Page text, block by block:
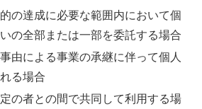
の達成に必要な範囲内において個
の全部または一部を委託する場合
由による事業の承継に伴って個人
る場合
の者との間で共同して利用する場